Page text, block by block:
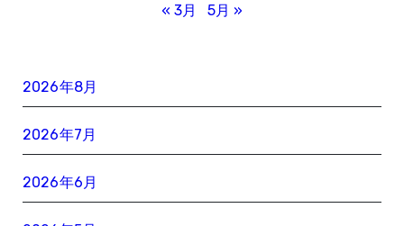
« 3月 5月 »
2026年8月
2026年7月
2026年6月